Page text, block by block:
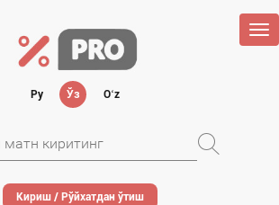
Ру Ўз Oʻz
Кириш / Рўйхатдан ўтиш